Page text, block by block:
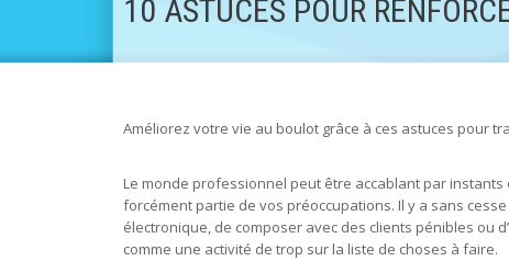
10 ASTUCES POUR
Améliorez votre vie au boulot grâce à ces astuces pour
Le monde professionnel peut être accablant par
forcément partie de vos préoccupations. Il y a sans
électronique, de composer avec des clients pénibles ou
comme une activité de trop sur la liste de choses à faire.